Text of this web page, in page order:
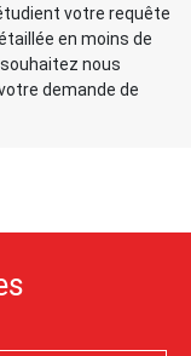
votre requête
en moins de
nous
demande de